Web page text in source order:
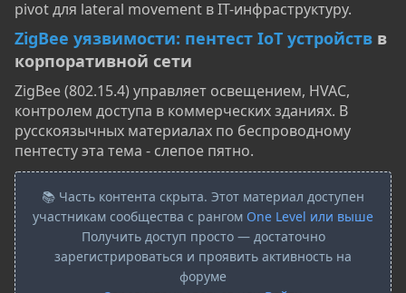
pivot для lateral movement в IT-инфраструктуру.
ZigBee уязвимости: пентест IoT устройств в
корпоративной сети​
ZigBee (802.15.4) управляет освещением, HVAC,
контролем доступа в коммерческих зданиях. В
русскоязычных материалах по беспроводному
пентесту эта тема - слепое пятно.
📚 Часть контента скрыта. Этот материал доступен
участникам сообщества с рангом One Level или выше
Получить доступ просто — достаточно
зарегистрироваться и проявить активность на
форуме